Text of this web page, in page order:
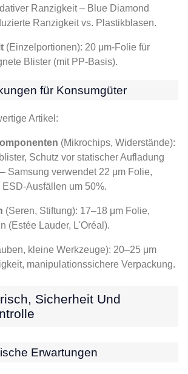
Ranzigkeit – Blue Diamond
Ranzigkeit vs. Plastikblasen.
(Einzelportionen): 20 μm-Folie für
Blister (mit PP-Basis).
für Konsumgüter
Artikel:
(Mikrochips, Widerstände):
Schutz vor statischer Aufladung
Samsung verwendet 22 μm Folie,
Ausfällen um 50%.
(Seren, Stiftung): 17–18 μm Folie,
(Estée Lauder, L'Oréal).
kleine Werkzeuge): 20–25 μm
manipulationssichere Verpackung.
Sicherheit Und
Erwartungen